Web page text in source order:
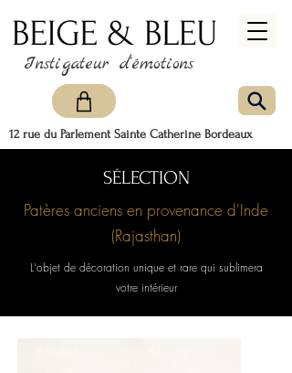
Instigateur d'émotions
12 rue du Parlement Sainte Catherine Bordeaux
SÉLECTION
Patères anciens en provenance d'Inde
(Rajasthan)
L'objet de décoration unique et rare qui sublimera
votre intérieur